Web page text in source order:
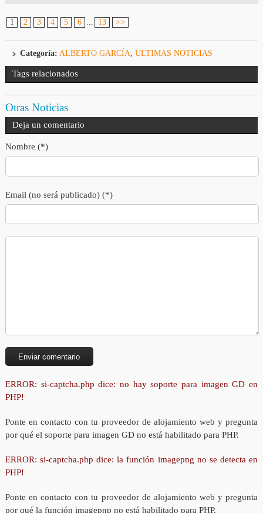
1 2 3 4 5 6 ... 13 >>
Categoría: ALBERTO GARCÍA, ULTIMAS NOTICIAS
Tags relacionados
Otras Noticias
Deja un comentario
Nombre (*)
Email (no será publicado) (*)
ERROR: si-captcha.php dice: no hay soporte para imagen GD en
PHP!
Ponte en contacto con tu proveedor de alojamiento web y pregunta
por qué el soporte para imagen GD no está habilitado para PHP.
ERROR: si-captcha.php dice: la función imagepng no se detecta en
PHP!
Ponte en contacto con tu proveedor de alojamiento web y pregunta
por qué la función imagepnp no está habilitado para PHP.